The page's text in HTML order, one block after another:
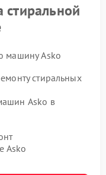
машину Asko
стиральных
Asko в
Asko